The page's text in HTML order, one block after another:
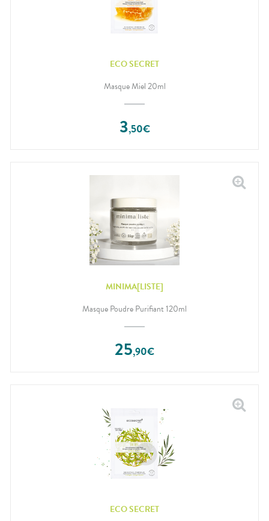
ECO SECRET
Masque Miel 20ml
3,50€
MINIMA[LISTE]
Masque Poudre Purifiant 120ml
25,90€
ECO SECRET